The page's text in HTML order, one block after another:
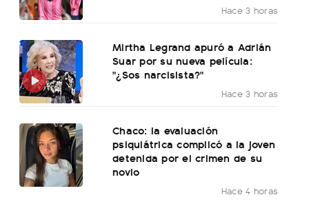
Hace 3 horas
Mirtha Legrand apuró a Adrián
Suar por su nueva película:
"¿Sos narcisista?"
Hace 3 horas
Chaco: la evaluación
psiquiátrica complicó a la joven
detenida por el crimen de su
novio
Hace 4 horas